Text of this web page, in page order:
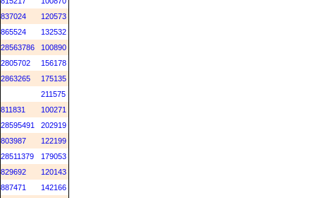
837024
120573
865524
132532
28563786
100890
2805702
156178
2863265
175135
211575
811831
100271
28595491
202919
803987
122199
28511379
179053
829692
120143
887471
142166